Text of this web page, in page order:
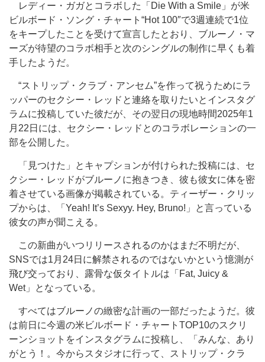
レディー・ガガとコラボした「Die With a Smile」が米
ビルボード・ソング・チャート“Hot 100″で3週連続で1位
をキープしたことを受けて宣言したとおり、ブルーノ・マ
ーズが待望のコラボ相手と次のシングルの制作に早くも着
手したようだ。
“ストリップ・クラブ・アンセム”を作って祝うためにラ
ッパーのセクシー・レッドと連絡を取りたいとインスタグ
ラムに投稿していた彼だが、その翌日の現地時間2025年1
月22日には、セクシー・レッドとのコラボレーションの一
部を公開した。
「見つけた」とキャプションが付けられた投稿には、セ
クシー・レッドがブルーノに抱きつき、彼も彼女に体を密
着させている画像が掲載されている。ティーザー・クリッ
プからは、「Yeah! It’s Sexyy. Hey, Bruno!」と言っている
彼女の声が聞こえる。
この新曲がいつリリースされるのかはまだ不明だが、
SNSでは1月24日に解禁されるのではないかという憶測が
飛び交っており、露骨な仮タイトルは「Fat, Juicy &
Wet」となっている。
すべてはブルーノの緻密な計画の一部だったようだ。彼
は前日に今週の米ビルボード・チャートTOP10のスクリ
ーンショットをインスタグラムに投稿し、「みんな、あり
がとう！。今からスタジオに行って、ストリップ・クラ